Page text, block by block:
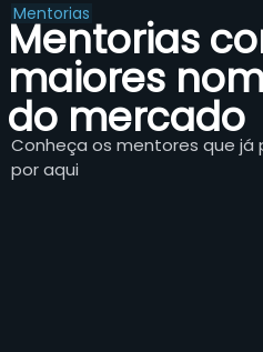
Mentorias
Mentorias
maiores
do mercado
Conheça os mentores que já
por aqui